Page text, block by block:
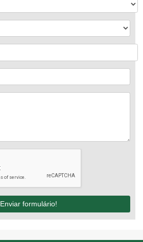
Enviar formulário!